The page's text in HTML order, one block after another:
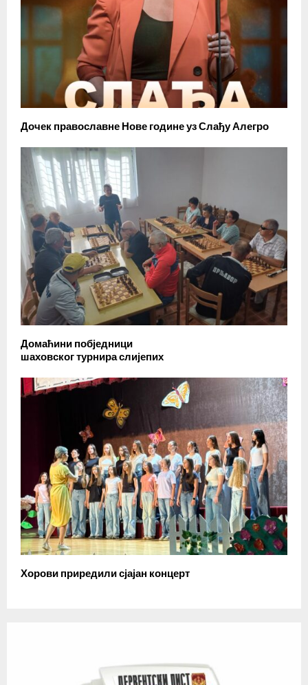
Дочек православне Нове године уз Слађу Алегро
Домаћини побједници
шаховског турнира слијепих
Хорови приредили сјајан концерт